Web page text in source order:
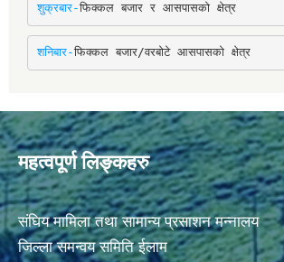
शुक्रबार-फिक्कल बजार र आसपासको क्षेत्र
शनिबार-फिक्कल बजार/वरबोटे आसपासको क्षेत्र
महत्वपूर्ण लिङ्कहरु
संघिय मामिला तथा सामान्य प्रसाशन मन्नालय
जिल्ला समन्वय समिति ईलाम